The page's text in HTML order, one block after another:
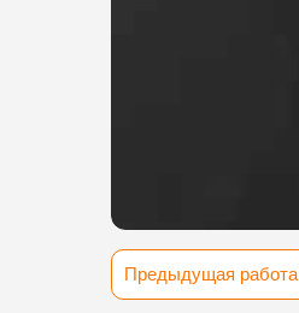
Предыдущая работа